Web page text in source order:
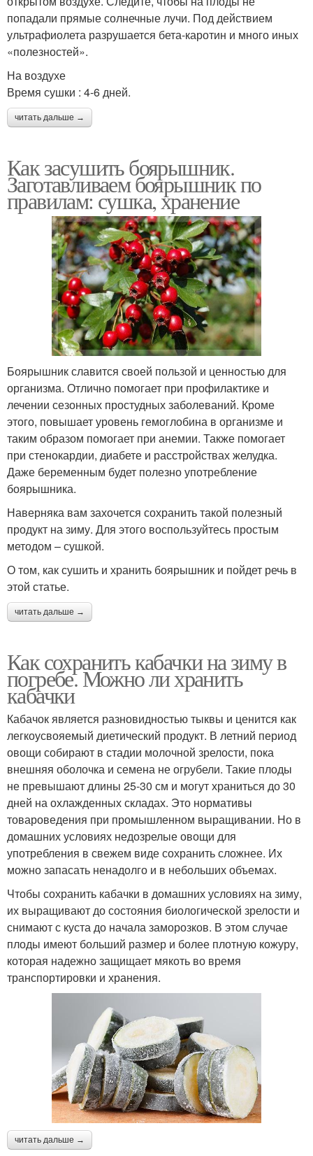
попадали прямые солнечные лучи. Под действием
ультрафиолета разрушается бета-каротин и много иных
«полезностей».
На воздухе
Время сушки : 4-6 дней.
читать дальше →
Как засушить боярышник.
Заготавливаем боярышник по
правилам: сушка, хранение
Боярышник славится своей пользой и ценностью для
организма. Отлично помогает при профилактике и
лечении сезонных простудных заболеваний. Кроме
этого, повышает уровень гемоглобина в организме и
таким образом помогает при анемии. Также помогает
при стенокардии, диабете и расстройствах желудка.
Даже беременным будет полезно употребление
боярышника.
Наверняка вам захочется сохранить такой полезный
продукт на зиму. Для этого воспользуйтесь простым
методом – сушкой.
О том, как сушить и хранить боярышник и пойдет речь в
этой статье.
читать дальше →
Как сохранить кабачки на зиму в
погребе. Можно ли хранить
кабачки
Кабачок является разновидностью тыквы и ценится как
легкоусвояемый диетический продукт. В летний период
овощи собирают в стадии молочной зрелости, пока
внешняя оболочка и семена не огрубели. Такие плоды
не превышают длины 25-30 см и могут храниться до 30
дней на охлажденных складах. Это нормативы
товароведения при промышленном выращивании. Но в
домашних условиях недозрелые овощи для
употребления в свежем виде сохранить сложнее. Их
можно запасать ненадолго и в небольших объемах.
Чтобы сохранить кабачки в домашних условиях на зиму,
их выращивают до состояния биологической зрелости и
снимают с куста до начала заморозков. В этом случае
плоды имеют больший размер и более плотную кожуру,
которая надежно защищает мякоть во время
транспортировки и хранения.
читать дальше →